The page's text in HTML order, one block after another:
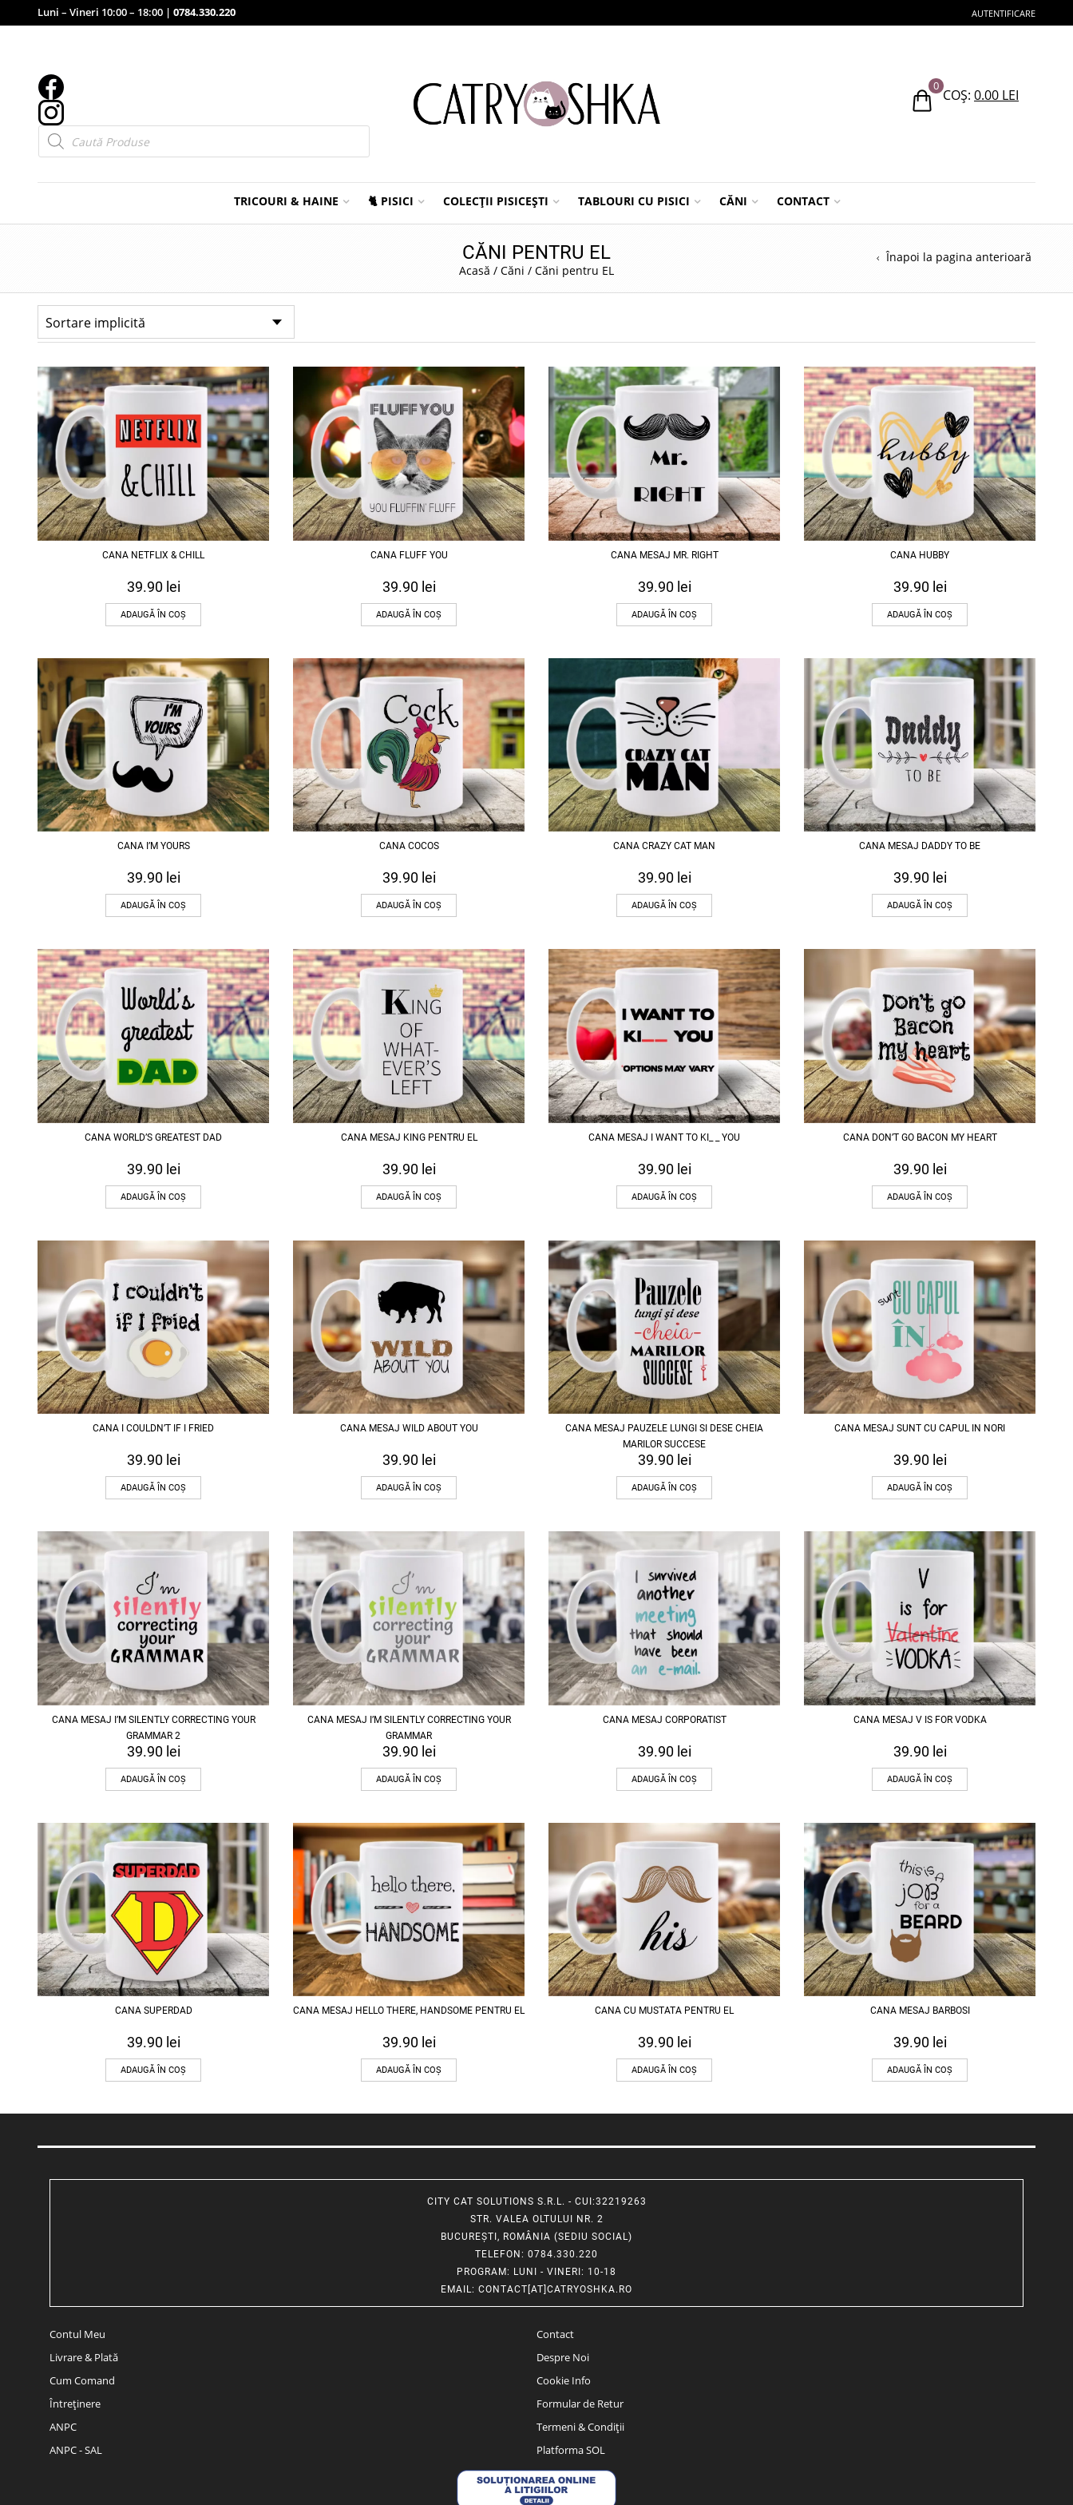
Luni – Vineri 10:00 – 18:00 | 0784.330.220 AUTENTIFICARE
Products
search
0
COȘ: 0.00 LEI
TRICOURI & HAINE 🐈 PISICI COLECȚII PISICEȘTI TABLOURI CU PISICI CĂNI CONTACT
CĂNI PENTRU EL
Acasă / Căni / Căni pentru EL
Înapoi la pagina anterioară
CANA NETFLIX & CHILL
39.90 lei
ADAUGĂ ÎN COȘ
CANA FLUFF YOU
39.90 lei
ADAUGĂ ÎN COȘ
CANA MESAJ MR. RIGHT
39.90 lei
ADAUGĂ ÎN COȘ
CANA HUBBY
39.90 lei
ADAUGĂ ÎN COȘ
CANA I’M YOURS
39.90 lei
ADAUGĂ ÎN COȘ
CANA COCOS
39.90 lei
ADAUGĂ ÎN COȘ
CANA CRAZY CAT MAN
39.90 lei
ADAUGĂ ÎN COȘ
CANA MESAJ DADDY TO BE
39.90 lei
ADAUGĂ ÎN COȘ
CANA WORLD’S GREATEST DAD
39.90 lei
ADAUGĂ ÎN COȘ
CANA MESAJ KING PENTRU EL
39.90 lei
ADAUGĂ ÎN COȘ
CANA MESAJ I WANT TO KI_ _ YOU
39.90 lei
ADAUGĂ ÎN COȘ
CANA DON’T GO BACON MY HEART
39.90 lei
ADAUGĂ ÎN COȘ
CANA I COULDN’T IF I FRIED
39.90 lei
ADAUGĂ ÎN COȘ
CANA MESAJ WILD ABOUT YOU
39.90 lei
ADAUGĂ ÎN COȘ
CANA MESAJ PAUZELE LUNGI SI DESE CHEIA
MARILOR SUCCESE
39.90 lei
ADAUGĂ ÎN COȘ
CANA MESAJ SUNT CU CAPUL IN NORI
39.90 lei
ADAUGĂ ÎN COȘ
CANA MESAJ I’M SILENTLY CORRECTING YOUR
GRAMMAR 2
39.90 lei
ADAUGĂ ÎN COȘ
CANA MESAJ I’M SILENTLY CORRECTING YOUR
GRAMMAR
39.90 lei
ADAUGĂ ÎN COȘ
CANA MESAJ CORPORATIST
39.90 lei
ADAUGĂ ÎN COȘ
CANA MESAJ V IS FOR VODKA
39.90 lei
ADAUGĂ ÎN COȘ
CANA SUPERDAD
39.90 lei
ADAUGĂ ÎN COȘ
CANA MESAJ HELLO THERE, HANDSOME PENTRU EL
39.90 lei
ADAUGĂ ÎN COȘ
CANA CU MUSTATA PENTRU EL
39.90 lei
ADAUGĂ ÎN COȘ
CANA MESAJ BARBOSI
39.90 lei
ADAUGĂ ÎN COȘ
CITY CAT SOLUTIONS S.R.L. - CUI:32219263
STR. VALEA OLTULUI NR. 2
BUCUREȘTI, ROMÂNIA (SEDIU SOCIAL)
TELEFON : 0784.330.220
PROGRAM: LUNI - VINERI: 10-18
EMAIL: CONTACT[AT]CATRYOSHKA.RO
Contul Meu
Livrare & Plată
Cum Comand
Întreținere
ANPC
ANPC - SAL
Contact
Despre Noi
Cookie Info
Formular de Retur
Termeni & Condiții
Platforma SOL